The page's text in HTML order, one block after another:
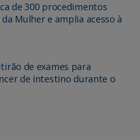
de 300 procedimentos
Mulher e amplia acesso à
de exames para
de intestino durante o